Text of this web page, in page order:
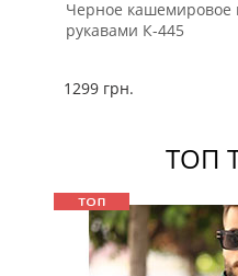
Черное кашемировое
рукавами К-445
1299 грн.
ТОП